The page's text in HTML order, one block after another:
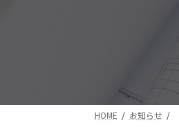
HOME お知らせ